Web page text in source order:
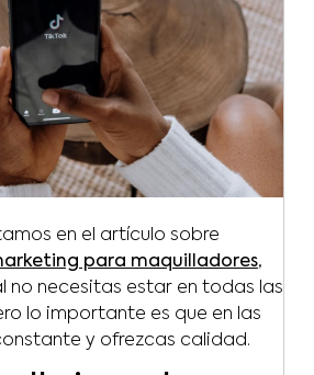
en el artículo sobre
para maquilladores,
no necesitas estar en todas las
lo importante es que en las
y ofrezcas calidad.